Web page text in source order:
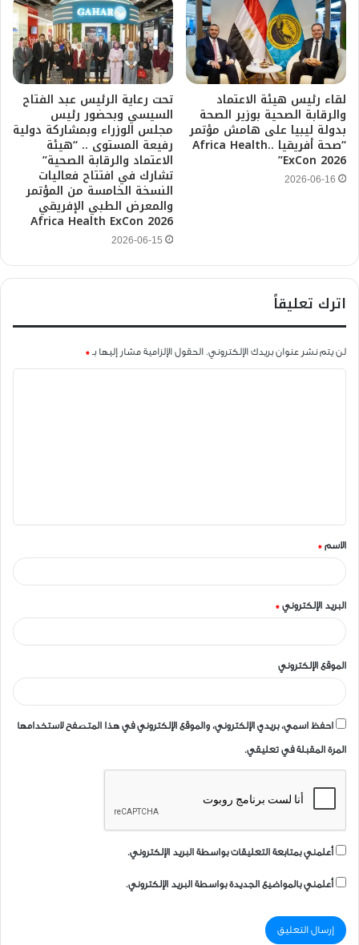
لقاء رئيس هيئة الاعتماد
والرقابة الصحية بوزير الصحة
بدولة ليبيا على هامش مؤتمر
“صحة أفريقيا ..Africa Health
ExCon 2026”
2026-06-16
تحت رعاية الرئيس عبد الفتاح
السيسي وبحضور رئيس
مجلس الوزراء وبمشاركة دولية
رفيعة المستوى .. “هيئة
الاعتماد والرقابة الصحية”
تشارك في افتتاح فعاليات
النسخة الخامسة من المؤتمر
والمعرض الطبي الإفريقي
Africa Health ExCon 2026
2026-06-15
اترك تعليقاً
لن يتم نشر عنوان بريدك الإلكتروني. الحقول الإلزامية مشار إليها بـ*
ق
*الاسم *
البريد الإلكتروني *
الموقع الإلكتروني
احفظ اسمي، بريدي الإلكتروني، والموقع الإلكتروني في هذا المتصفح لاستخدامها
المرة المقبلة في تعليقي.
أعلمني بمتابعة التعليقات بواسطة البريد الإلكتروني.
أعلمني بالمواضيع الجديدة بواسطة البريد الإلكتروني.